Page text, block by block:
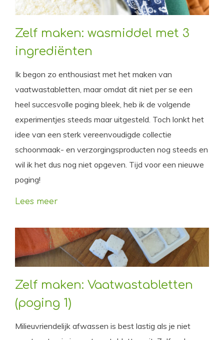
Zelf maken: wasmiddel met 3
ingrediënten
Ik begon zo enthousiast met het maken van
vaatwastabletten, maar omdat dit niet per se een
heel succesvolle poging bleek, heb ik de volgende
experimentjes steeds maar uitgesteld. Toch lonkt het
idee van een sterk vereenvoudigde collectie
schoonmaak- en verzorgingsproducten nog steeds en
wil ik het dus nog niet opgeven. Tijd voor een nieuwe
poging!
Lees meer
Zelf maken: Vaatwastabletten
(poging 1)
Milieuvriendelijk afwassen is best lastig als je niet